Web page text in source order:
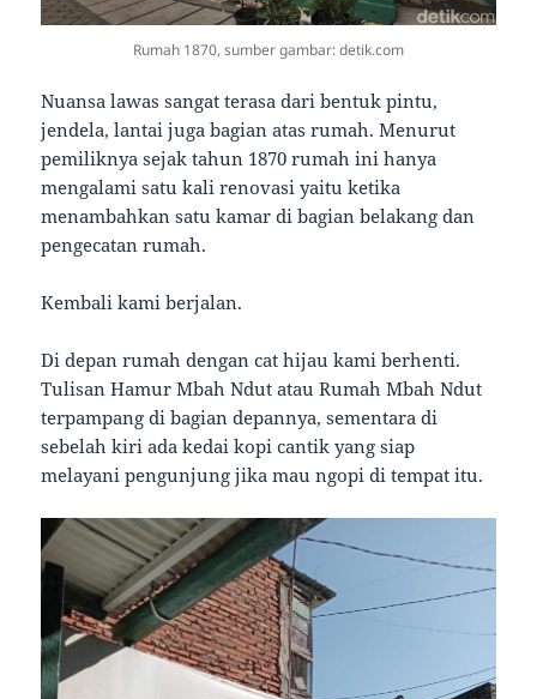
Rumah 1870, sumber gambar: detik.com
Nuansa lawas sangat terasa dari bentuk pintu,
jendela, lantai juga bagian atas rumah. Menurut
pemiliknya sejak tahun 1870 rumah ini hanya
mengalami satu kali renovasi yaitu ketika
menambahkan satu kamar di bagian belakang dan
pengecatan rumah.
Kembali kami berjalan.
Di depan rumah dengan cat hijau kami berhenti.
Tulisan Hamur Mbah Ndut atau Rumah Mbah Ndut
terpampang di bagian depannya, sementara di
sebelah kiri ada kedai kopi cantik yang siap
melayani pengunjung jika mau ngopi di tempat itu.